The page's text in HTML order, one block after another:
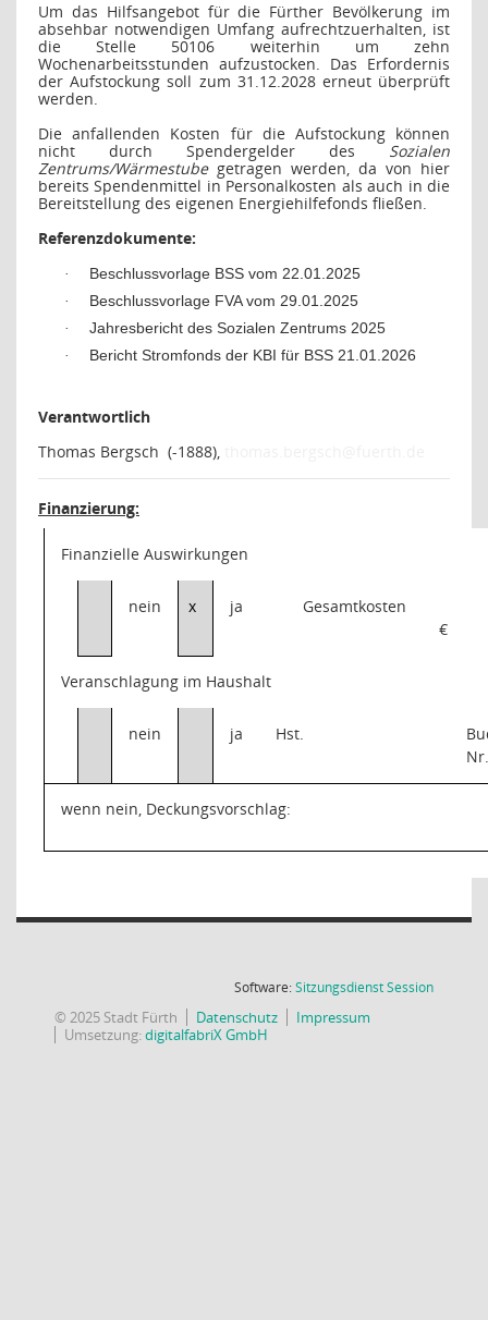
Um das Hilfsangebot für die Fürther Bevölkerung im
absehbar notwendigen Umfang aufrechtzuerhalten, ist
die Stelle 50106 weiterhin um zehn
Wochenarbeitsstunden aufzustocken. Das Erfordernis
der Aufstockung soll zum 31.12.2028 erneut überprüft
werden.
Die anfallenden Kosten für die Aufstockung können
nicht durch Spendergelder des Sozialen
Zentrums/Wärmestubegetragen werden, da von hier
bereits Spendenmittel in Personalkosten als auch in die
Bereitstellung des eigenen Energiehilfefonds fließen.
Referenzdokumente:
· Beschlussvorlage BSS vom 22.01.2025
· Beschlussvorlage FVA vom 29.01.2025
· Jahresbericht des Sozialen Zentrums 2025
· Bericht Stromfonds der KBI für BSS 21.01.2026
Verantwortlich
Thomas Bergsch (-1888),
Finanzierung:
Finanzielle Auswirkungen
nein x ja
Gesamtkosten
€
Veranschlagung im Haushalt
nein ja Hst.
wenn nein, Deckungsvorschlag:
Software:SitzungsdienstSession(Wird in
© 2025 Stadt Fürth Datenschutz
Impressum
Umsetzung:digitalfabriX GmbH